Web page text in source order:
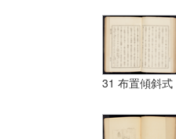
31 布置傾斜式